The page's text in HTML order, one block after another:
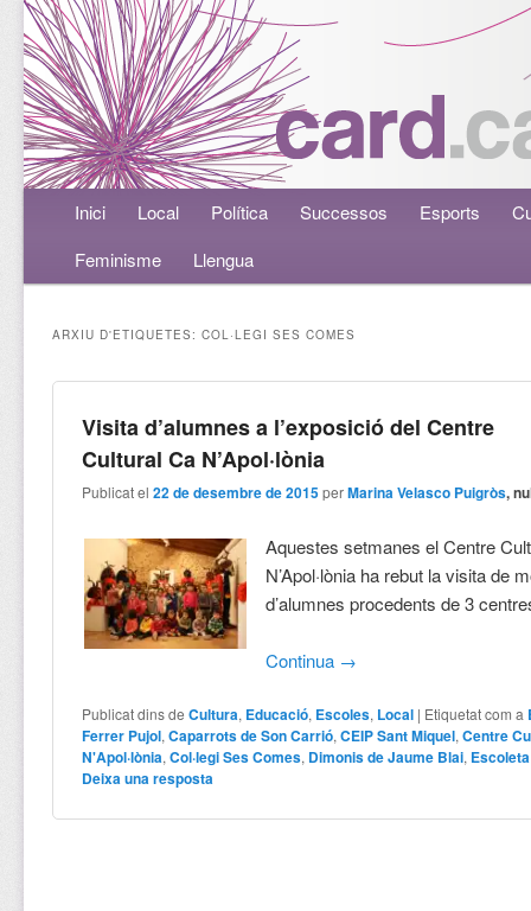
Menú principalAneu al contingut principal
Aneu al contingut secundari
Inici Local Política Successos Esports
Feminisme
Llengua
ARXIU D'ETIQUETES:COL·LEGI SES COMES
Visita d’alumnes a l’exposició del Centre
Cultural Ca N’Apol·lònia
Publicat el22 de desembre de 2015 perMarina Velasco Puigròs,
Aquestes setmanes el Centre
N’Apol·lònia ha rebut la visita de
d’alumnes procedents de 3
Continua →
Publicat dins de Cultura, Educació, Escoles, Local | Etiquetat com a
Ferrer Pujol,Caparrots de Son Carrió,CEIP Sant Miquel,Centre
N'Apol·lònia,Col·legi Ses Comes, Dimonis de Jaume Blai,
Deixa una resposta